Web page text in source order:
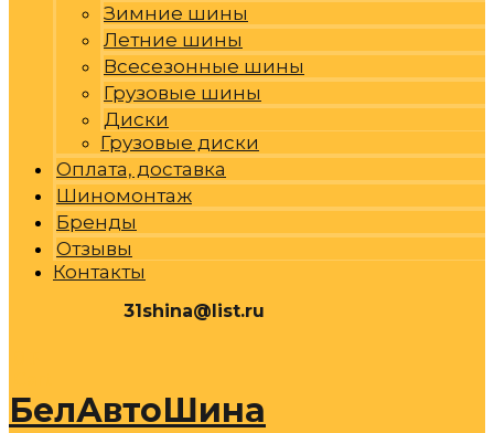
Зимние шины
Летние шины
Всесезонные шины
Грузовые шины
Диски
Грузовые диски
Оплата, доставка
Шиномонтаж
Бренды
Отзывы
Контакты
31shina@list.ru
БелАвтоШина